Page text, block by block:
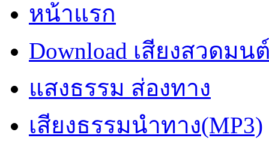
หน้าแรก
Download เสียงสวดมน
แสงธรรม ส่องทาง
เสียงธรรมนำทาง(MP3)